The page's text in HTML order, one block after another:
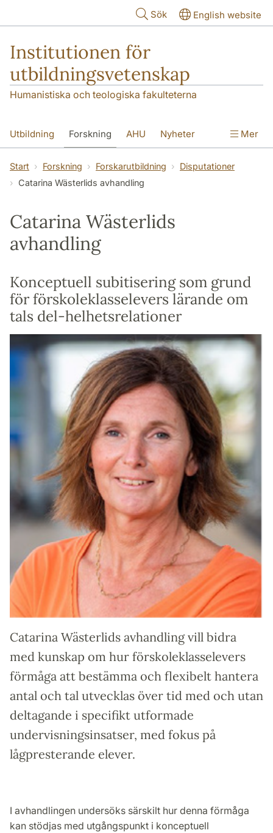
Sök English website
Institutionen för
utbildningsvetenskap
Humanistiska och teologiska fakulteterna
Utbildning Forskning AHU Nyheter
Kontakt Om institutionen
Mer
Start Forskning Forskarutbildning
Disputationer
Catarina Wästerlids avhandling
Catarina Wästerlids
avhandling
Konceptuell subitisering som grund
för förskoleklasselevers lärande om
tals del-helhetsrelationer
Catarina Wästerlids avhandling vill bidra
med kunskap om hur förskoleklasselevers
förmåga att bestämma och flexibelt hantera
antal och tal utvecklas över tid med och utan
deltagande i specifikt utformade
undervisningsinsatser, med fokus på
lågpresterande elever.
I avhandlingen undersöks särskilt hur denna förmåga
kan stödjas med utgångspunkt i konceptuell